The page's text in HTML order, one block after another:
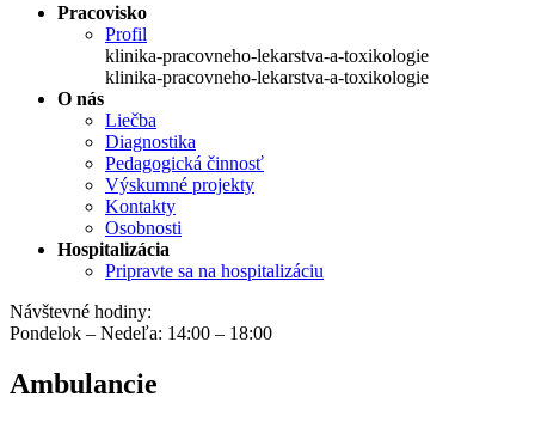
Pracovisko
Profil
klinika-pracovneho-lekarstva-a-toxikologie
klinika-pracovneho-lekarstva-a-toxikologie
O nás
Liečba
Diagnostika
Pedagogická činnosť
Výskumné projekty
Kontakty
Osobnosti
Hospitalizácia
Pripravte sa na hospitalizáciu
Návštevné hodiny:
Pondelok – Nedeľa: 14:00 – 18:00
Ambulancie